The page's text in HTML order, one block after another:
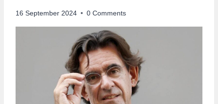
16 September 2024 0 Comments